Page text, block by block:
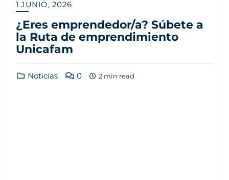
1 JUNIO, 2026
¿Eres emprendedor/a? Súbete a
la Ruta de emprendimiento
Unicafam
Noticias 0 2 min read